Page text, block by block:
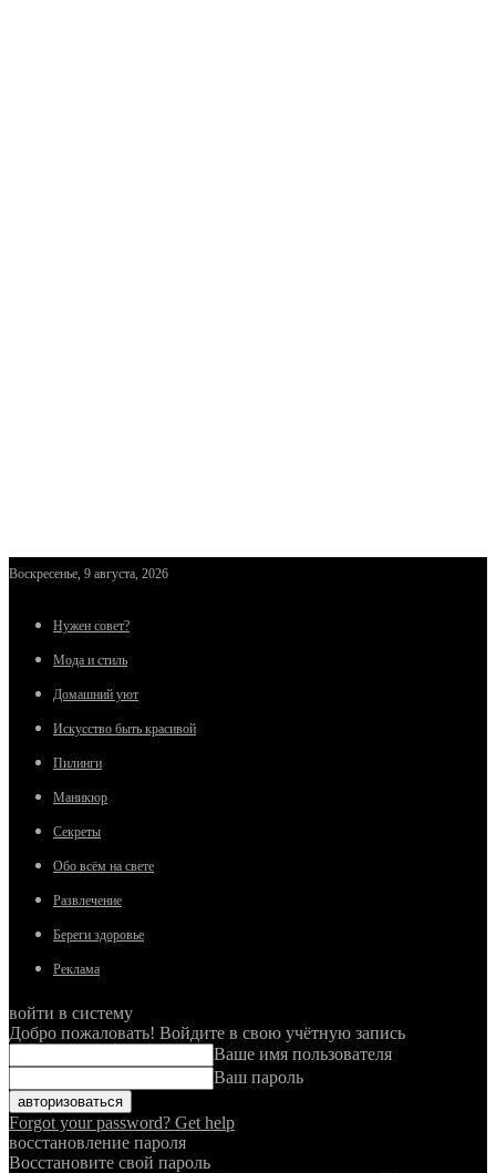
Воскресенье, 9 августа, 2026
Нужен совет?
Мода и стиль
Домашний уют
Искусство быть красивой
Пилинги
Маникюр
Секреты
Обо всём на свете
Развлечение
Береги здоровье
Реклама
войти в систему
Добро пожаловать! Войдите в свою учётную запись
Ваше имя пользователя
Ваш пароль
Forgot your password? Get help
восстановление пароля
Восстановите свой пароль